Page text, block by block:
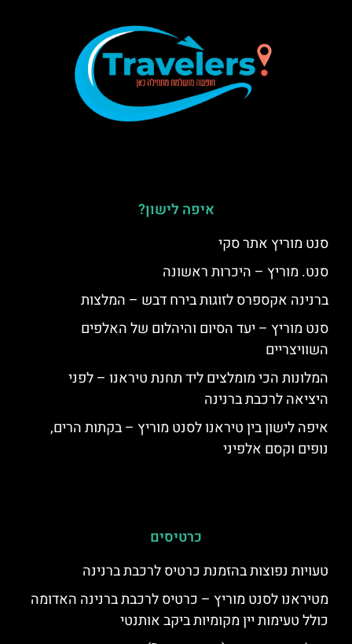
איפה לישון?
סנט מוריץ אתר סקי
סנט. מוריץ – היכרות ראשונה
ברנינה אקספרס לזוגות בירח דבש – המלצות
סנט מוריץ – יעד הסיום והיהלום של האלפים
השוויצריים
המלונות הכי מומלצים ליד תחנת טיראנו – לפני
היציאה לרכבת ברנינה
איפה לישון בין טיראנו לסנט מוריץ – בקתות הרים,
נופים וקסם אלפיני
כרטיסים
טעויות נפוצות בהזמנת כרטיס לרכבת ברנינה
מטיראנו לסנט מוריץ – כרטיס לרכבת ברנינה האדומה
כולל טעימות יין מקומיות ביקב אותנטי